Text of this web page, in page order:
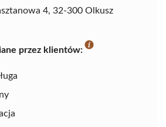
4, 32-300 Olkusz
przez klientów: